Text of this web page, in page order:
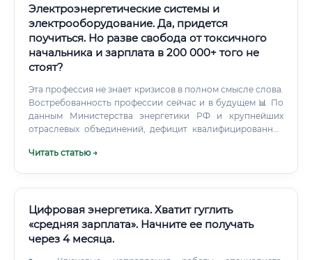
Электроэнергетические системы и
электрооборудование. Да, придется
поучиться. Но разве свобода от токсичного
начальника и зарплата в 200 000+ того не
стоят?
Эта профессия не знает кризисов в полном смысле слова.
Востребованность профессии сейчас и в будущем 📊 По
данным Министерства энергетики РФ и крупнейших
отраслевых объединений, дефицит квалифицированных
30% от потребности рынка.
Читать статью →
Цифровая энергетика. Хватит гуглить
«средняя зарплата». Начните ее получать
через 4 месяца.